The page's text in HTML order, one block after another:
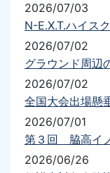
2026/07/03
N-E.X.T.ハイス
2026/07/02
グラウンド周辺
2026/07/02
全国大会出場懸
2026/07/01
第３回 脇高イ
2026/06/26